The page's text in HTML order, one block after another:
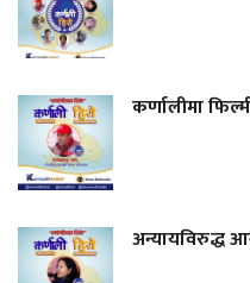
कर्णालीमा
अन्यायविरुद्ध